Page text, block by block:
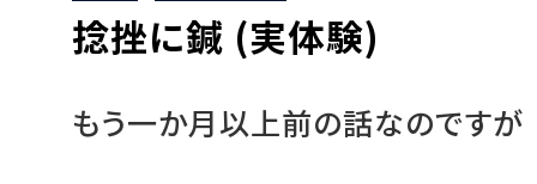
捻挫に鍼 (実体験)
もう一か月以上前の話なのですが